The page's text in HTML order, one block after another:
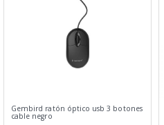
Gembird ratón óptico usb 3 botones
cable negro